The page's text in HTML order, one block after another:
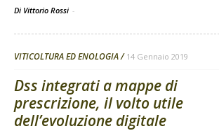
Di Vittorio Rossi -
VITICOLTURA ED ENOLOGIA 14 Gennaio 2019
Dss integrati a mappe di
prescrizione, il volto utile
dell’evoluzione digitale